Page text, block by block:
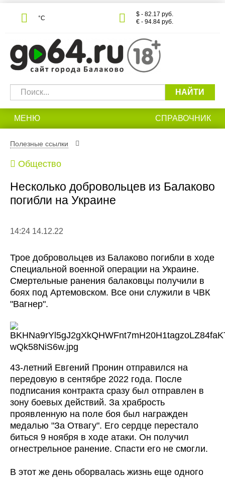
°С
$ - 82.17 руб.
€ - 94.84 руб.
НАЙТИ
МЕНЮ СПРАВОЧНИК
Полезные ссылки
Общество
Несколько добровольцев из Балаково
погибли на Украине
14:24 14.12.22
Трое добровольцев из Балаково погибли в ходе
Специальной военной операции на Украине.
Смертельные ранения балаковцы получили в
боях под Артемовском. Все они служили в ЧВК
"Вагнер".
43-летний Евгений Пронин отправился на
передовую в сентябре 2022 года. После
подписания контракта сразу был отправлен в
зону боевых действий. За храбрость
проявленную на поле боя был награжден
медалью "За Отвагу". Его сердце перестало
биться 9 ноября в ходе атаки. Он получил
огнестрельное ранение. Спасти его не смогли.
В этот же день оборвалась жизнь еще одного